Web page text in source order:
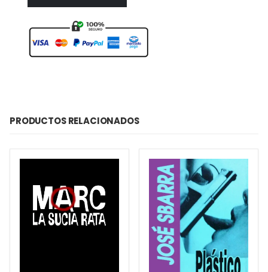
PRODUCTOS RELACIONADOS